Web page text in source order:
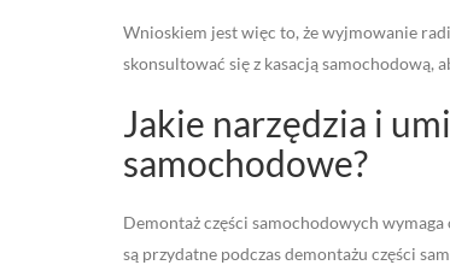
Wnioskiem jest więc to, że wyjmowanie
skonsultować się z kasacją samochodową,
Jakie narzędzia i
samochodowe?
Demontaż części samochodowych
są przydatne podczas demontażu części